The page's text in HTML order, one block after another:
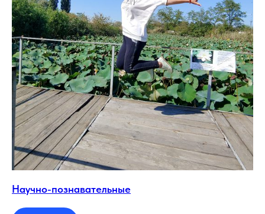
Научно-познавательные